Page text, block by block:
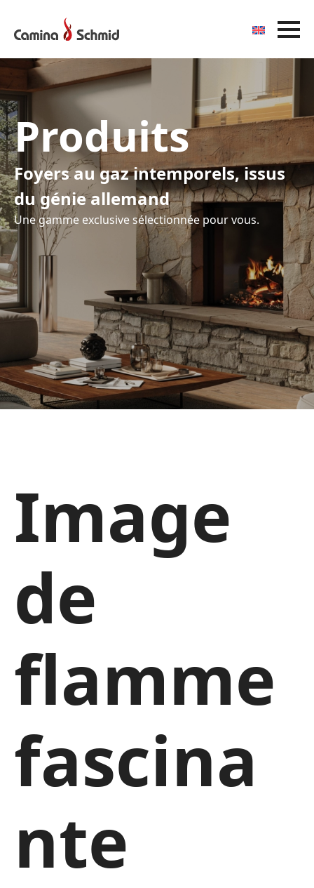
Produits
Foyers au gaz intemporels, issus
du génie allemand
Une gamme exclusive sélectionnée pour vous.
Image
de
flamme
fascina
nte